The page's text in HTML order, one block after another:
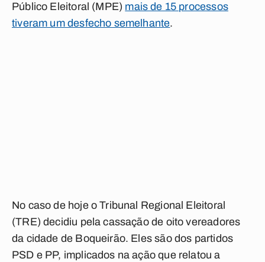
Público Eleitoral (MPE) mais de 15 processos
tiveram um desfecho semelhante.
No caso de hoje o Tribunal Regional Eleitoral
(TRE) decidiu pela cassação de oito vereadores
da cidade de Boqueirão. Eles são dos partidos
PSD e PP, implicados na ação que relatou a